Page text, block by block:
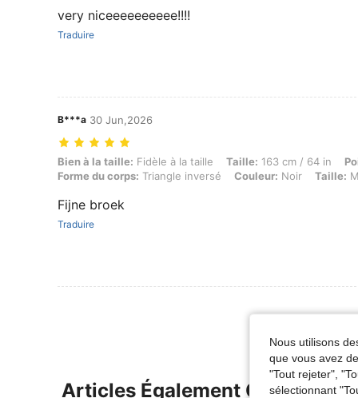
very niceeeeeeeeee!!!!
Traduire
B***a 30 Jun,2026
Bien à la taille: Fidèle à la taille, Taille: 163 cm / 64 in, Poids: 58 kg
Bien à la taille: Fidèle à la taille Taille: 163 cm / 64 in
Forme du corps: Triangle inversé Couleur: Noir Taille: M
Fijne broek
Traduire
Articles Également Consultés
Nous utilisons
que vous avez
"Tout rejeter",
sélectionnant